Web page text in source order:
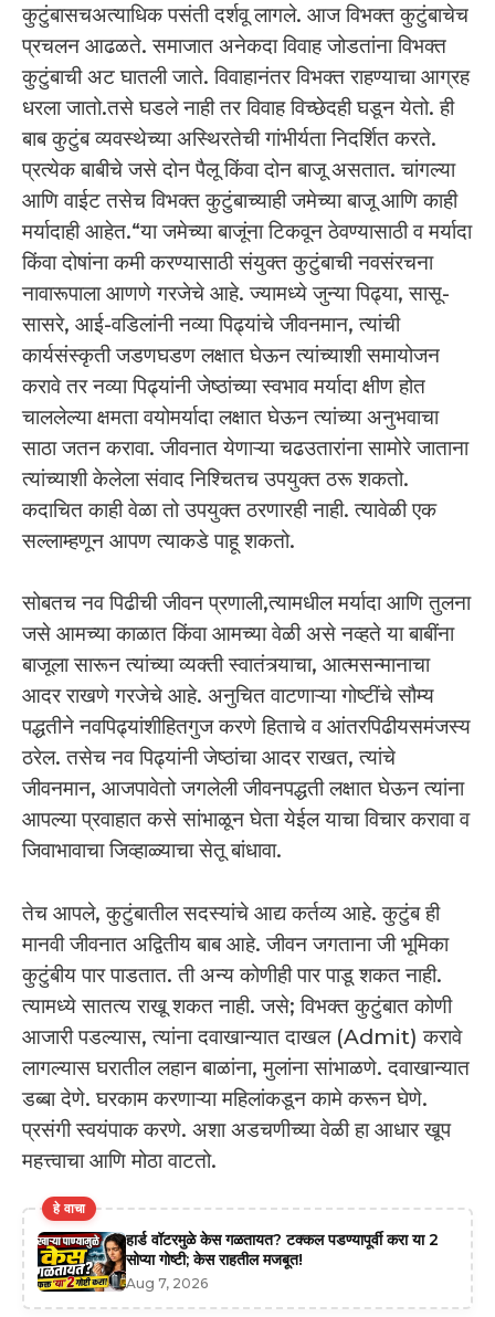
कुटुंबासचअत्याधिक पसंती दर्शवू लागले. आज विभक्त कुटुंबाचेच
प्रचलन आढळते. समाजात अनेकदा विवाह जोडतांना विभक्त
कुटुंबाची अट घातली जाते. विवाहानंतर विभक्त राहण्याचा आग्रह
धरला जातो.तसे घडले नाही तर विवाह विच्छेदही घडून येतो. ही
बाब कुटुंब व्यवस्थेच्या अस्थिरतेची गांभीर्यता निदर्शित करते.
प्रत्येक बाबीचे जसे दोन पैलू किंवा दोन बाजू असतात. चांगल्या
आणि वाईट तसेच विभक्त कुटुंबाच्याही जमेच्या बाजू आणि काही
मर्यादाही आहेत.“या जमेच्या बाजूंना टिकवून ठेवण्यासाठी व मर्यादा
किंवा दोषांना कमी करण्यासाठी संयुक्त कुटुंबाची नवसंरचना
नावारूपाला आणणे गरजेचे आहे. ज्यामध्ये जुन्या पिढ्या, सासू-
सासरे, आई-वडिलांनी नव्या पिढ्यांचे जीवनमान, त्यांची
कार्यसंस्कृती जडणघडण लक्षात घेऊन त्यांच्याशी समायोजन
करावे तर नव्या पिढ्यांनी जेष्ठांच्या स्वभाव मर्यादा क्षीण होत
चाललेल्या क्षमता वयोमर्यादा लक्षात घेऊन त्यांच्या अनुभवाचा
साठा जतन करावा. जीवनात येणाऱ्या चढउतारांना सामोरे जाताना
त्यांच्याशी केलेला संवाद निश्चितच उपयुक्त ठरू शकतो.
कदाचित काही वेळा तो उपयुक्त ठरणारही नाही. त्यावेळी एक
सल्लाम्हणून आपण त्याकडे पाहू शकतो.
सोबतच नव पिढीची जीवन प्रणाली,त्यामधील मर्यादा आणि तुलना
जसे आमच्या काळात किंवा आमच्या वेळी असे नव्हते या बाबींना
बाजूला सारून त्यांच्या व्यक्ती स्वातंत्र्याचा, आत्मसन्मानाचा
आदर राखणे गरजेचे आहे. अनुचित वाटणाऱ्या गोष्टींचे सौम्य
पद्धतीने नवपिढ्यांशीहितगुज करणे हिताचे व आंतरपिढीयसमंजस्य
ठरेल. तसेच नव पिढ्यांनी जेष्ठांचा आदर राखत, त्यांचे
जीवनमान, आजपावेतो जगलेली जीवनपद्धती लक्षात घेऊन त्यांना
आपल्या प्रवाहात कसे सांभाळून घेता येईल याचा विचार करावा व
जिवाभावाचा जिव्हाळ्याचा सेतू बांधावा.
तेच आपले, कुटुंबातील सदस्यांचे आद्य कर्तव्य आहे. कुटुंब ही
मानवी जीवनात अद्वितीय बाब आहे. जीवन जगताना जी भूमिका
कुटुंबीय पार पाडतात. ती अन्य कोणीही पार पाडू शकत नाही.
त्यामध्ये सातत्य राखू शकत नाही. जसे; विभक्त कुटुंबात कोणी
आजारी पडल्यास, त्यांना दवाखान्यात दाखल (Admit) करावे
लागल्यास घरातील लहान बाळांना, मुलांना सांभाळणे. दवाखान्यात
डब्बा देणे. घरकाम करणाऱ्या महिलांकडून कामे करून घेणे.
प्रसंगी स्वयंपाक करणे. अशा अडचणीच्या वेळी हा आधार खूप
महत्त्वाचा आणि मोठा वाटतो.
हे वाचा
हार्ड वॉटरमुळे केस गळतायत? टक्कल पडण्यापूर्वी करा या 2
सोप्या गोष्टी; केस राहतील मजबूत!
Aug 7, 2026